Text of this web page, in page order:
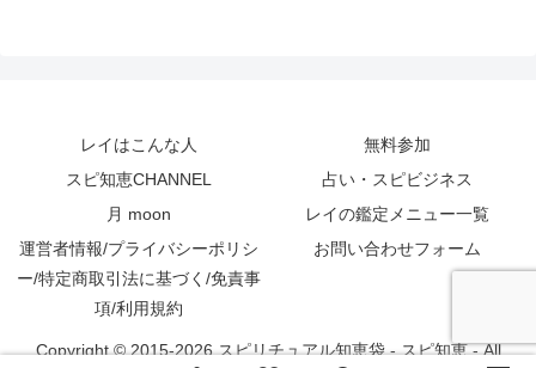
レイはこんな人
無料参加
スピ知恵CHANNEL
占い・スピビジネス
月 moon
レイの鑑定メニュー一覧
運営者情報/プライバシーポリシ
ー/特定商取引法に基づく/免責事
項/利用規約
お問い合わせフォーム
Copyright © 2015-2026 スピリチュアル知恵袋 - スピ知恵 - All